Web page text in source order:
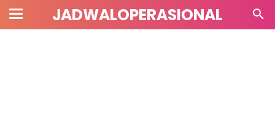
JADWALOPERASIONAL